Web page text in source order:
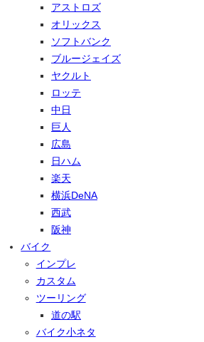
アストロズ
オリックス
ソフトバンク
ブルージェイズ
ヤクルト
ロッテ
中日
巨人
広島
日ハム
楽天
横浜DeNA
西武
阪神
バイク
インプレ
カスタム
ツーリング
道の駅
バイク小ネタ